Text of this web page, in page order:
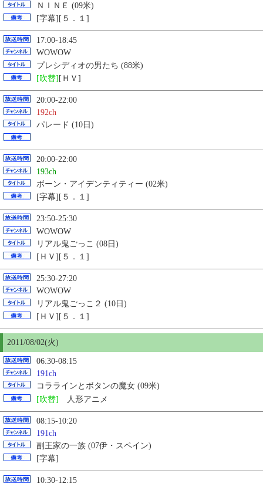
ＮＩＮＥ (09米)
[字幕][５．１]
17:00-18:45
WOWOW
プレシディオの男たち (88米)
[吹替] [ＨＶ]
20:00-22:00
192ch
パレード (10日)
20:00-22:00
193ch
ボーン・アイデンティティー (02米)
[字幕][５．１]
23:50-25:30
WOWOW
リアル鬼ごっこ (08日)
[ＨＶ][５．１]
25:30-27:20
WOWOW
リアル鬼ごっこ２ (10日)
[ＨＶ][５．１]
2011/08/02(火)
06:30-08:15
191ch
コララインとボタンの魔女 (09米)
[吹替] 人形アニメ
08:15-10:20
191ch
副王家の一族 (07伊・スペイン)
[字幕]
10:30-12:15